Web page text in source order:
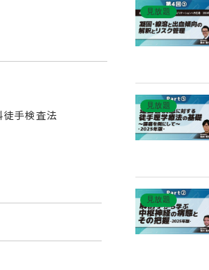
徒手検査法
見放題
見放題
見放題